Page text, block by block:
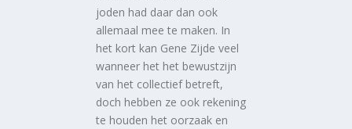
joden had daar dan ook
allemaal mee te maken. In
het kort kan Gene Zijde veel
wanneer het het bewustzijn
van het collectief betreft,
doch hebben ze ook rekening
te houden het oorzaak en